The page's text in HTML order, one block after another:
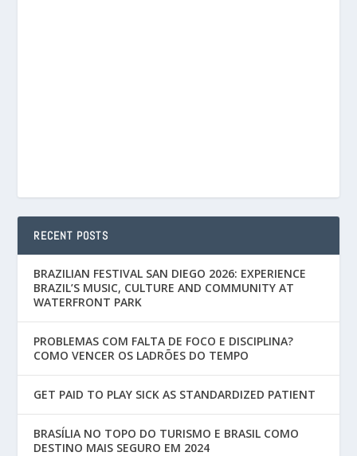
RECENT POSTS
BRAZILIAN FESTIVAL SAN DIEGO 2026: EXPERIENCE
BRAZIL’S MUSIC, CULTURE AND COMMUNITY AT
WATERFRONT PARK
PROBLEMAS COM FALTA DE FOCO E DISCIPLINA?
COMO VENCER OS LADRÕES DO TEMPO
GET PAID TO PLAY SICK AS STANDARDIZED PATIENT
BRASÍLIA NO TOPO DO TURISMO E BRASIL COMO
DESTINO MAIS SEGURO EM 2024